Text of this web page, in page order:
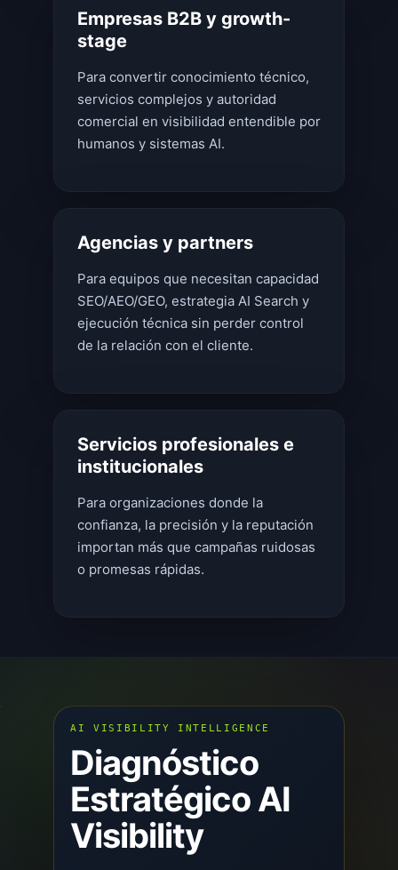
Empresas B2B y growth-
stage
Para convertir conocimiento técnico,
servicios complejos y autoridad
comercial en visibilidad entendible por
humanos y sistemas AI.
Agencias y partners
Para equipos que necesitan capacidad
SEO/AEO/GEO, estrategia AI Search y
ejecución técnica sin perder control
de la relación con el cliente.
Servicios profesionales e
institucionales
Para organizaciones donde la
confianza, la precisión y la reputación
importan más que campañas ruidosas
o promesas rápidas.
AI VISIBILITY INTELLIGENCE
Diagnóstico
Estratégico AI
Visibility